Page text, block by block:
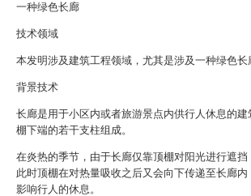
一种绿色长廊
技术领域
本发明涉及建筑工程领域，尤其是涉及一种绿色长
背景技术
长廊是用于小区内或者旅游景点内供行人休息的
棚下端的若干支柱组成。
在炎热的季节，由于长廊仅靠顶棚对阳光进行遮挡
此时顶棚在对热量吸收之后又会向下传递至长廊内
影响行人的休息。